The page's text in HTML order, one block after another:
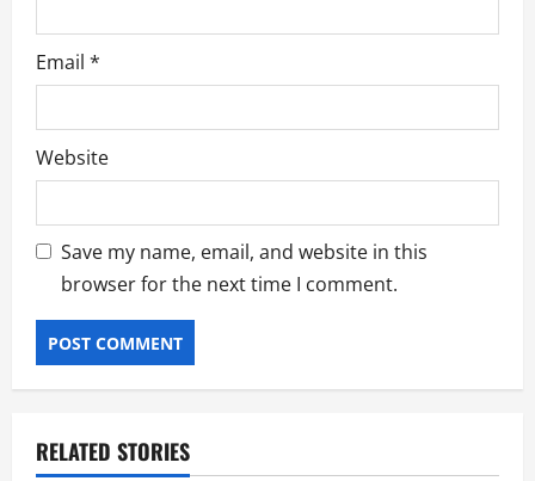
Email *
Website
Save my name, email, and website in this
browser for the next time I comment.
RELATED STORIES